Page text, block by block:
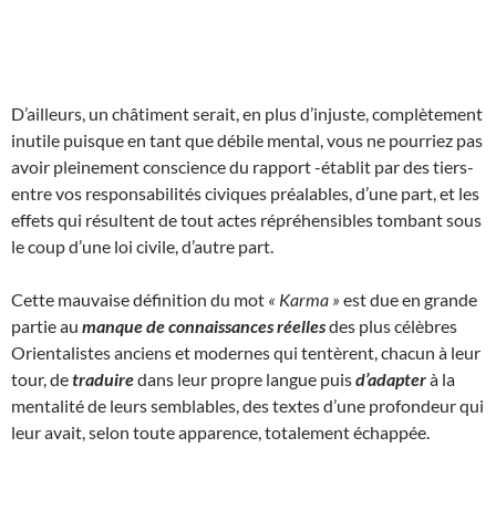
D’ailleurs, un châtiment serait, en plus d’injuste, complètement
inutile puisque en tant que débile mental, vous ne pourriez pas
avoir pleinement conscience du rapport -établit par des tiers-
entre vos responsabilités civiques préalables, d’une part, et les
effets qui résultent de tout actes répréhensibles tombant sous
le coup d’une loi civile, d’autre part.
Cette mauvaise définition du mot « Karma » est due en grande
partie au manque de connaissances réellesdes plus célèbres
Orientalistes anciens et modernes qui tentèrent, chacun à leur
tour, detraduiredans leur propre langue puisd’adapterà la
mentalité de leurs semblables, des textes d’une profondeur qui
leur avait, selon toute apparence, totalement échappée.